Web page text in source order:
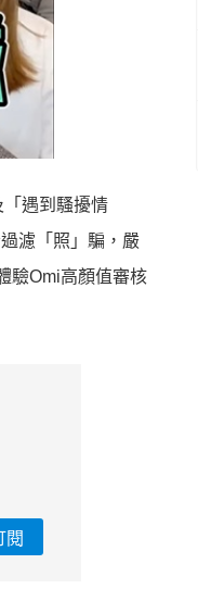
遇到騷擾情
濾「照」騙，嚴
驗Omi高顏值審核
閱